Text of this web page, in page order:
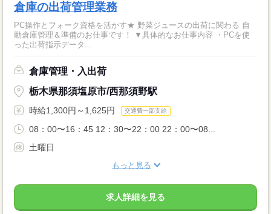
倉庫の出荷管理業務
PC操作とフォーク資格を活かす★ 野菜ジュースの出荷に関わる 自
動倉庫管理＆準備のお仕事です！ ▼具体的なお仕事内容 ・PCを使
った出荷指示データ...
倉庫管理・入出荷
栃木県那須塩原市/西那須野駅
時給1,300円～1,625円 交通費一部支給
08：00〜16：45 12：30〜22：00 22：00〜08...
土曜日
もっと見る
求人詳細を見る